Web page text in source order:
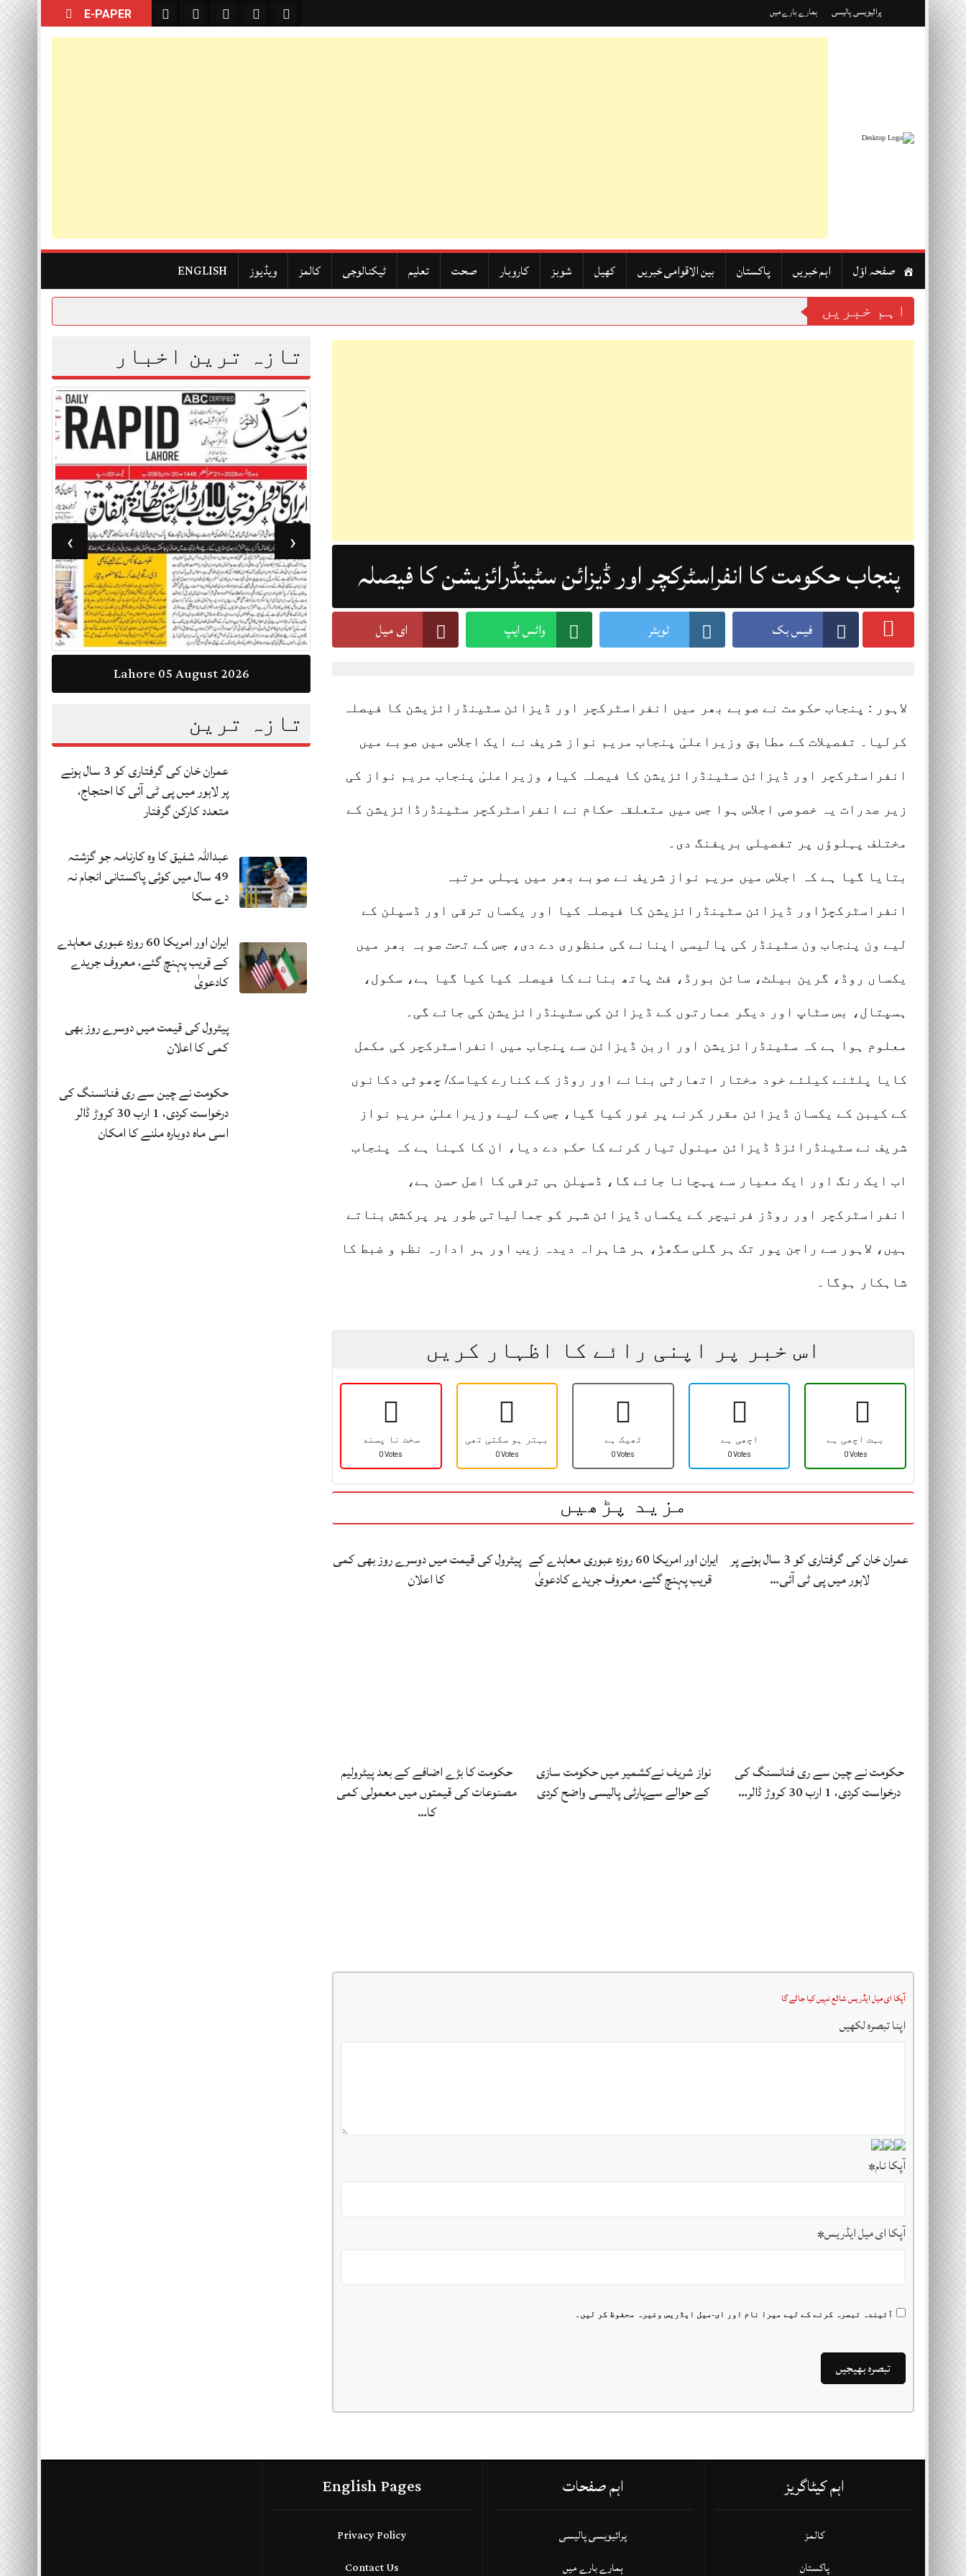
content
E-PAPER پرائیویسی پالیسی ہمارے بارے میں
صفحہ اوّل اہم خبریں پاکستان بین الاقوامی خبریں کھیل شوبز کاروبار صحت تعلیم ٹیکنالوجی کالمز ویڈیوز ENGLISH
اہم خبریں
تازہ ترین اخبار
Lahore 05 August 2026
‹
›
تازہ ترین
عمران خان کی گرفتاری کو 3 سال ہونے
پر لاہور میں پی ٹی آئی کا احتجاج،
متعدد کارکن گرفتار
عبداللہ شفیق کا وہ کارنامہ جو گزشتہ
49 سال میں کوئی پاکستانی انجام نہ
دے سکا
ایران اور امریکا 60 روزہ عبوری معاہدے
کے قریب پہنچ گئے، معروف جریدے
کادعویٰ
پیٹرول کی قیمت میں دوسرے روز بھی
کمی کا اعلان
حکومت نے چین سے ری فنانسنگ کی
درخواست کردی، 1 ارب 30 کروڑ ڈالر
اسی ماہ دوبارہ ملنے کا امکان
پنجاب حکومت کا انفراسٹرکچر اور ڈیزائن سٹینڈرائزیشن کا فیصلہ
فیس بک ٹویٹر واٹس ایپ ای میل
لاہور : پنجاب حکومت نے صوبے بھر میں انفراسٹرکچر اور ڈیزائن سٹینڈرائزیشن کا فیصلہ
کرلیا۔ تفصیلات کے مطابق وزیراعلیٰ پنجاب مریم نواز شریف نے ایک اجلاس میں صوبے میں
انفراسٹرکچر اور ڈیزائن سٹینڈرائزیشن کا فیصلہ کیا، وزیراعلیٰ پنجاب مریم نواز کی
زیر صدرات یہ خصوصی اجلاس ہوا جس میں متعلقہ حکام نے انفراسٹرکچر سٹینڈرڈائزیشن کے
مختلف پہلوؤں پر تفصیلی بریفنگ دی۔
بتایا گیا ہے کہ اجلاس میں مریم نواز شریف نے صوبے بھر میں پہلی مرتبہ
انفراسٹرکچڑاور ڈیزائن سٹینڈرائزیشن کا فیصلہ کیا اور یکساں ترقی اور ڈسپلن کے
لیے ون پنجاب ون سٹینڈر کی پالیسی اپنانے کی منظوری دے دی، جس کے تحت صوبہ بھر میں
یکساں روڈ، گرین بیلٹ، سائن بورڈ، فٹ پاتھ بنانے کا فیصلہ کیا کیا گیا ہے، سکول،
ہسپتال، بس سٹاپ اور دیگر عمارتوں کے ڈیزائن کی سٹینڈرائزیشن کی جائے گی۔
معلوم ہوا ہے کہ سٹینڈرائزیشن اور اربن ڈیزائن سے پنجاب میں انفراسٹرکچر کی مکمل
کایا پلٹنے کیلئے خود مختار اتھارٹی بنانے اور روڈز کے کنارے کیاسک/ چھوٹی دکانوں
کے کیبن کے یکسان ڈیزائن مقرر کرنے پر غور کیا گیا، جس کے لیے وزیراعلیٰ مریم نواز
شریف نے سٹینڈرائزڈ ڈیزائن مینول تیار کرنے کا حکم دے دیا، ان کا کہنا ہے کہ پنجاب
اب ایک رنگ اور ایک معیار سے پہچانا جائے گا، ڈسپلن ہی ترقی کا اصل حسن ہے،
انفراسٹرکچر اور روڈز فرنیچر کے یکساں ڈیزائن شہر کو جمالیاتی طور پر پرکشش بناتے
ہیں، لاہور سے راجن پور تک ہر گلی سگھڑ، ہر شاہراہ دیدہ زیب اور ہر ادارہ نظم و ضبط کا
شاہکار ہوگا۔
اس خبر پر اپنی رائے کا اظہار کریں
سخت نا پسند
0 Votes
بہتر ہو سکتی تھی
0 Votes
ٹھیک ہے
0 Votes
اچھی ہے
0 Votes
بہت اچھی ہے
0 Votes
مزید پڑھیں
عمران خان کی گرفتاری کو 3 سال ہونے پر
لاہور میں پی ٹی آئی…
ایران اور امریکا 60 روزہ عبوری معاہدے کے
قریب پہنچ گئے، معروف جریدے کادعویٰ
پیٹرول کی قیمت میں دوسرے روز بھی کمی
کا اعلان
حکومت نے چین سے ری فنانسنگ کی
درخواست کردی، 1 ارب 30 کروڑ ڈالر…
نواز شریف نےکشمیر میں حکومت سازی
کے حوالے سےپارٹی پالیسی واضح کردی
حکومت کا بڑے اضافے کے بعد پیٹرولیم
مصنوعات کی قیمتوں میں معمولی کمی
کا…
آپکا ای میل ایڈریس شائع نہیں کیا جائے گا
اپنا تبصرہ لکھیں
آپکا نام*
آپکا ای میل ایڈریس*
آئیندہ تبصرہ کرنے کے لیے میرا نام اور ای-میل ایڈریس وغیرہ محفوظ کر لیں۔
English Pages
Privacy Policy
Contact Us
اہم صفحات
پرائیویسی پالیسی
ہمارے بارے میں
اہم کیٹاگریز
کالمز
پاکستان